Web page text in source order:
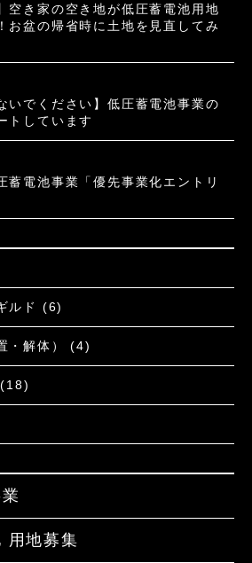
空き家の空き地が低圧蓄電池用地
お盆の帰省時に土地を見直してみ
いでください】低圧蓄電池事業の
トしています
蓄電池事業「優先事業化エントリ
ルド (6)
・解体） (4)
(18)
用地募集